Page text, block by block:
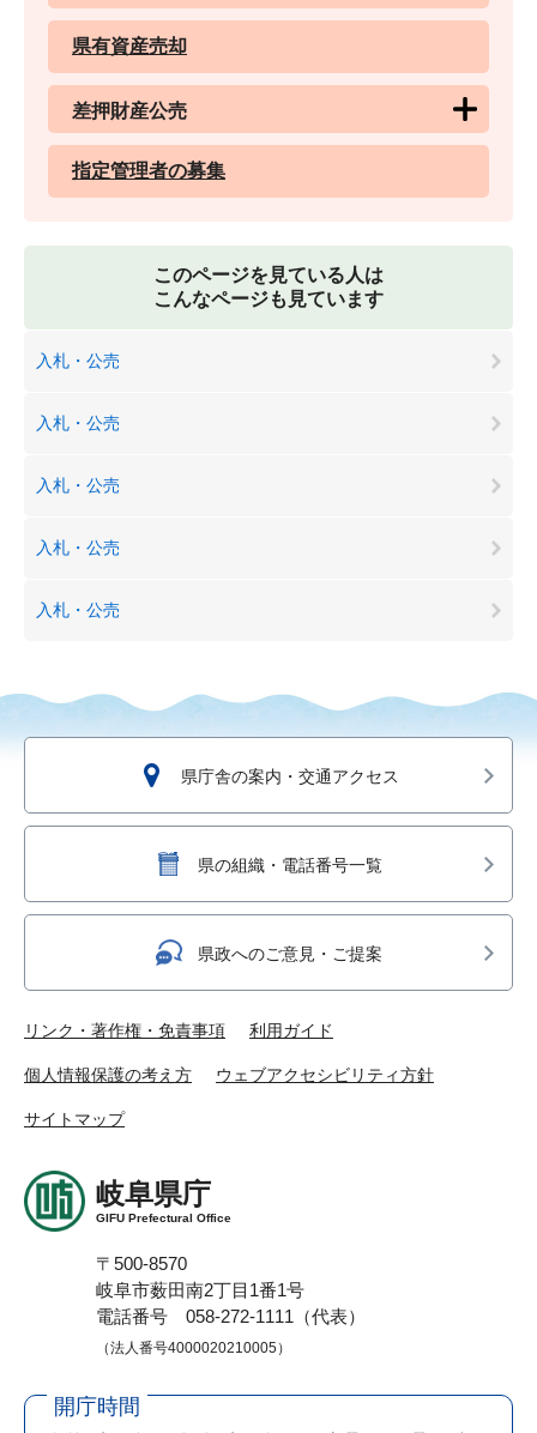
県有資産売却
差押財産公売
指定管理者の募集
このページを見ている人は
こんなページも見ています
入札・公売
入札・公売
入札・公売
入札・公売
入札・公売
県庁舎の案内・交通アクセス
県の組織・電話番号一覧
県政へのご意見・ご提案
リンク・著作権・免責事項 利用ガイド
個人情報保護の考え方 ウェブアクセシビリティ方針
サイトマップ
岐阜県庁
GIFU Prefectural Office
〒500-8570
岐阜市薮田南2丁目1番1号
電話番号 058-272-1111（代表）
（法人番号4000020210005）
開庁時間